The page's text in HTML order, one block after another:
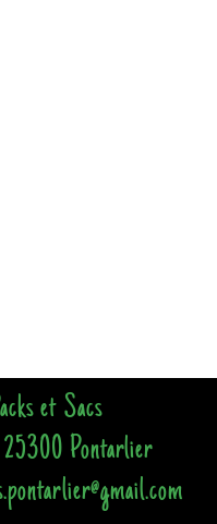
et Sacs
Pontarlier